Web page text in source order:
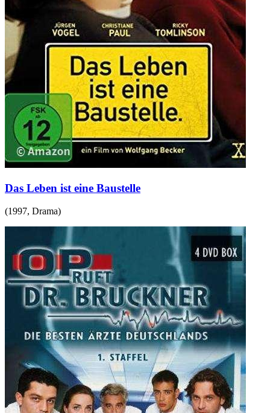
Das Leben ist eine Baustelle
(1997, Drama)